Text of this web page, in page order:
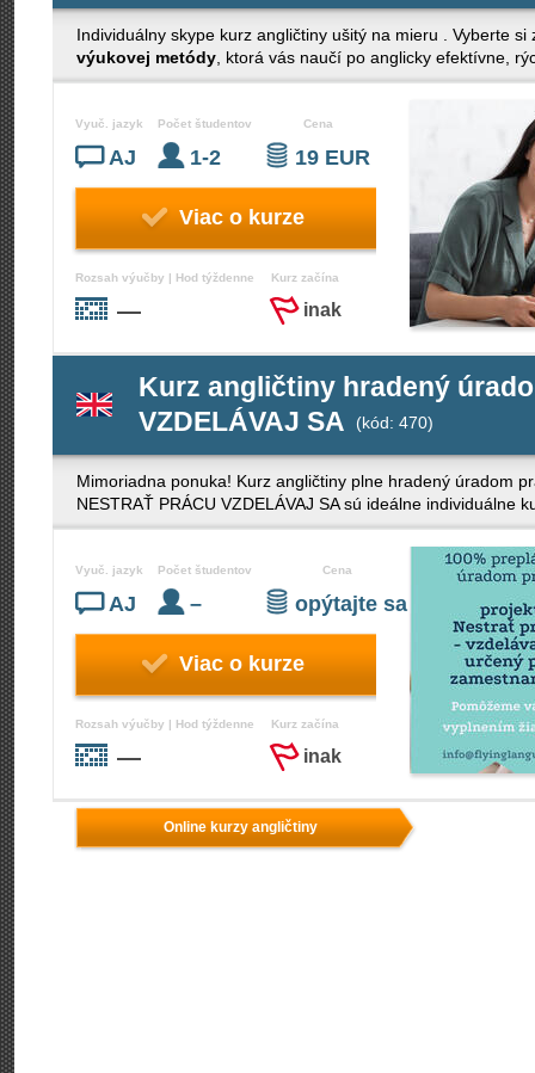
Individuálny skype kurz angličtiny ušitý na mieru . Vyberte
výukovej metódy , ktorá vás naučí po anglicky efektívne,
Vyuč. jazyk
AJ
Počet študentov
1-2
Cena
19 EUR
Viac o kurze
Rozsah výučby | Hod týždenne
—
Kurz začína
inak
Kurz angličtiny hradený
VZDELÁVAJ SA
(kód: 470)
Mimoriadna ponuka! Kurz angličtiny plne hradený úradom
NESTRAŤ PRÁCU VZDELÁVAJ SA sú ideálne individuálne
Vyuč. jazyk
AJ
Počet študentov
–
Cena
opýtajte sa
Viac o kurze
Rozsah výučby | Hod týždenne
—
Kurz začína
inak
Online kurzy angličtiny